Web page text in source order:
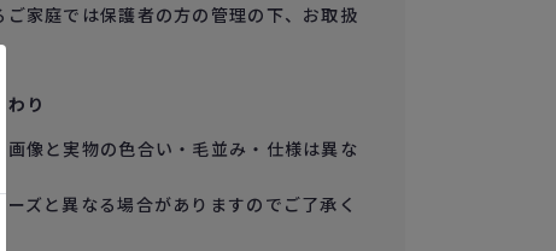
ご家庭では保護者の方の管理の下、お取扱
わり
像と実物の色合い・毛並み・仕様は異な
ーズと異なる場合がありますのでご了承く